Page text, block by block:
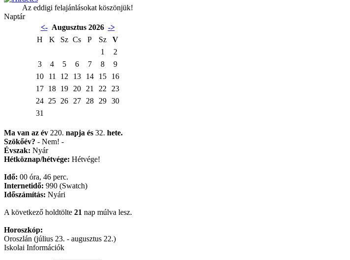
Az eddigi felajánlásokat köszönjük!
Naptár
<- Augusztus 2026 ->
H
K Sz Cs P Sz
V
1
2
3
4 5 6 7 8
9
10
11 12 13 14 15
16
17 18 19 20 21 22
23
24 25 26 27 28 29
30
31
Ma van az év 220. napja és 32. hete.
Szökőév? - Nem! -
Évszak: Nyár
Hétköznap/hétvége: Hétvége!
Idő: 00 óra, 46 perc.
Internetidő: 990 (Swatch)
Időszámítás: Nyári
A következő holdtölte 21 nap múlva lesz.
Horoszkóp:
Oroszlán (július 23. - augusztus 22.)
Iskolai Információk